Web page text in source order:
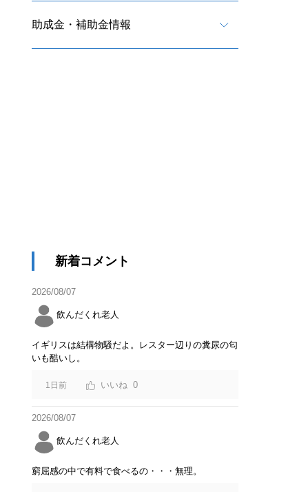
助成金・補助金情報
新着コメント
2026/08/07
飲んだくれ老人
イギリスは結構物騒だよ。レスター辺りの糞尿の匂
いも酷いし。
1日前 0
2026/08/07
飲んだくれ老人
窮屈感の中で有料で食べるの・・・無理。